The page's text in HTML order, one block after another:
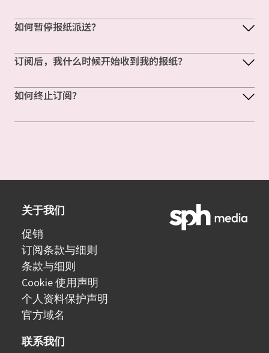
如何暂停报纸派送？
订阅后，我什么时候开始收到我的报纸？
如何终止订阅？
关于我们
促销
订阅条款与细则
条款与细则
Cookie 使用声明
个人资料保护声明
官方域名
联系我们